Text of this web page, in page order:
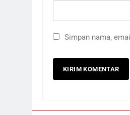
Simpan nama,